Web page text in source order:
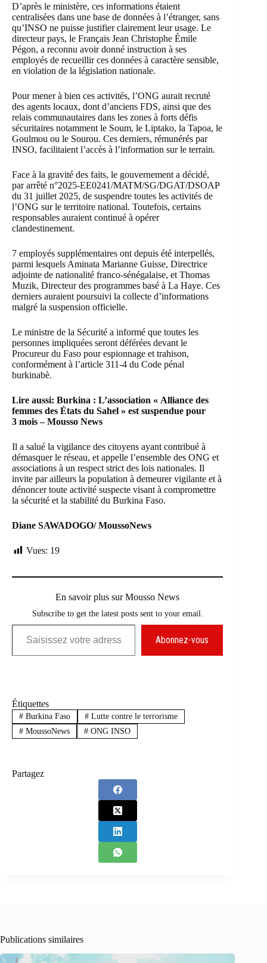
D’après le ministère, ces informations étaient
centralisées dans une base de données à l’étranger, sans
qu’INSO ne puisse justifier clairement leur usage. Le
directeur pays, le Français Jean Christophe Émile
Pégon, a reconnu avoir donné instruction à ses
employés de recueillir ces données à caractère sensible,
en violation de la législation nationale.
Pour mener à bien ces activités, l’ONG aurait recruté
des agents locaux, dont d’anciens FDS, ainsi que des
relais communautaires dans les zones à forts défis
sécuritaires notamment le Soum, le Liptako, la Tapoa, le
Goulmou ou le Sourou. Ces derniers, rémunérés par
INSO, facilitaient l’accès à l’information sur le terrain.
Face à la gravité des faits, le gouvernement a décidé,
par arrêté n°2025-EE0241/MATM/SG/DGAT/DSOAP
du 31 juillet 2025, de suspendre toutes les activités de
l’ONG sur le territoire national. Toutefois, certains
responsables auraient continué à opérer
clandestinement.
7 employés supplémentaires ont depuis été interpellés,
parmi lesquels Aminata Marianne Guisse, Directrice
adjointe de nationalité franco-sénégalaise, et Thomas
Muzik, Directeur des programmes basé à La Haye. Ces
derniers auraient poursuivi la collecte d’informations
malgré la suspension officielle.
Le ministre de la Sécurité a informé que toutes les
personnes impliquées seront déférées devant le
Procureur du Faso pour espionnage et trahison,
conformément à l’article 311-4 du Code pénal
burkinabè.
Lire aussi: Burkina : L’association « Alliance des
femmes des États du Sahel » est suspendue pour
3 mois – Mousso News
Il a salué la vigilance des citoyens ayant contribué à
démasquer le réseau, et appelle l’ensemble des ONG et
associations à un respect strict des lois nationales. Il
invite par ailleurs la population à demeurer vigilante et à
dénoncer toute activité suspecte visant à compromettre
la sécurité et la stabilité du Burkina Faso.
Diane SAWADOGO/ MoussoNews
Vues: 19
En savoir plus sur Mousso News
Subscribe to get the latest posts sent to your email.
Saisissez votre adresse e-mail…
Abonnez-vous
Étiquettes
#Burkina Faso #Lutte contre le terrorisme
#MoussoNews #ONG INSO
Partagez
Publications similaires